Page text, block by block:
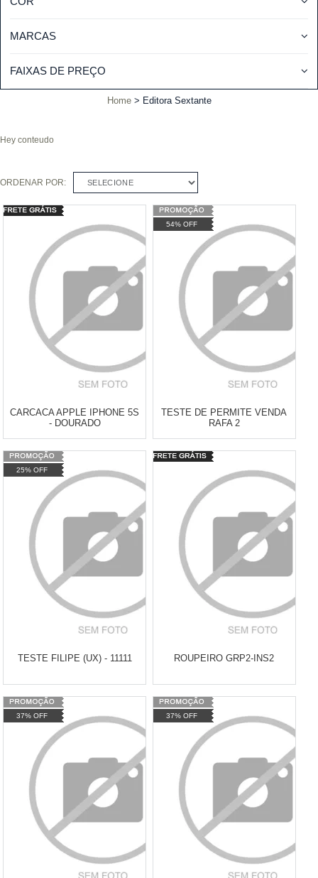
MARCAS
FAIXAS DE PREÇO
Home Editora Sextante
Hey conteudo
ORDENAR POR: SELECIONE
CARCACA APPLE IPHONE 5S
- DOURADO
Atacado: R$
Revendedor)
COMPRAR
54% OFF
TESTE DE PERMITE VENDA
RAFA 2
Varejo:
R$ 19,90 (Apenas
Revendedor)
3
Cat:
COMPRAR
25% OFF
TESTE FILIPE (UX) - 11111
Varejo:
Atacado: R$ 1.500,00 (Apenas
Revendedor)
7 x
COMPRAR
ROUPEIRO GRP2-INS2
Atacado: R$
Revendedor)
x de
ROUPEIRO EM AÇO
COMPRAR
37% OFF 37% OFF